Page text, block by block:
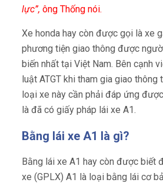
lực”, ông Thống nói.
Xe honda hay còn được gọi là xe
phương tiện giao thông được
biến nhất tại Việt Nam. Bên cạnh
luật ATGT khi tham gia giao thông
loại xe này cần phải đáp ứng
là đã có giấy pháp lái xe A1.
Bằng lái xe A1 là gì?
Bằng lái xe A1 hay còn được biết
xe (GPLX) A1 là loại bằng lái cơ